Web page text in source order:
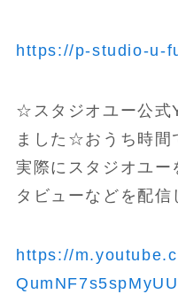
https://p-studio-u-
☆スタジオユー公式
ました☆おうち時間
実際にスタジオユー
タビューなどを配信
https://